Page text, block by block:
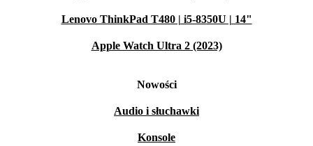
Lenovo ThinkPad T480 | i5-8350U | 14"
Apple Watch Ultra 2 (2023)
Nowości
Audio i słuchawki
Konsole